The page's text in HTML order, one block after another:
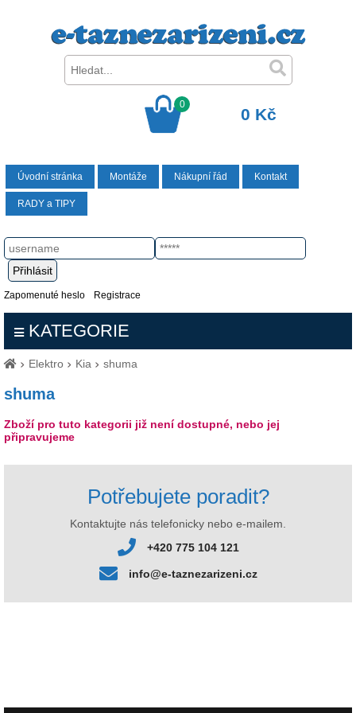
0
0 Kč
Úvodní stránka Montáže Nákupní řád Kontakt
RADY a TIPY
Zapomenuté heslo Registrace
KATEGORIE
Elektro Kia shuma
shuma
Zboží pro tuto kategorii již není dostupné, nebo jej
připravujeme
Potřebujete poradit?
Kontaktujte nás telefonicky nebo e-mailem.
+420 775 104 121
info@e-taznezarizeni.cz